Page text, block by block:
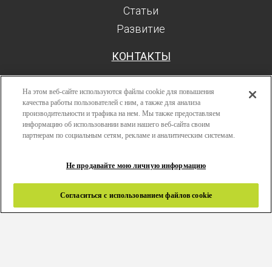
Статьи
Развитие
КОНТАКТЫ
Поиск
Авторизоваться
Развитие
Правила и условия
На этом веб-сайте используются файлы cookie для повышения
качества работы пользователей с ним, а также для анализа
производительности и трафика на нем. Мы также предоставляем
информацию об использовании вами нашего веб-сайта своим
партнерам по социальным сетям, рекламе и аналитическим системам.
Не продавайте мою личную информацию
Согласиться с использованием файлов cookie